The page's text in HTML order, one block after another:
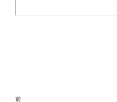
投
前
前